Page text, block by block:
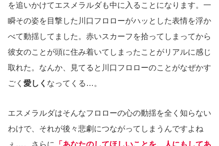
を追いかけてエスメラルダも中に入ることになります。一
瞬その姿を目撃した川口フロローがハッとした表情を浮か
べて動揺してました。赤いスカーフを拾ってしまってから
彼女のことが頭に住み着いてしまったことがリアルに感じ
取れた。なんか、見てると川口フロローのことがなぜかす
ごく 愛しく なってくる…。
エスメラルダはそんなフロローの心の動揺を全く知らない
わけで、それが後々悲劇につながってしまうんですよね